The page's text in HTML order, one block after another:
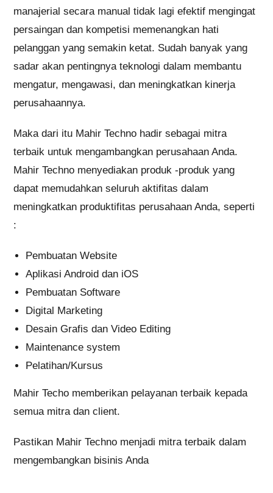
manajerial secara manual tidak lagi efektif mengingat
persaingan dan kompetisi memenangkan hati
pelanggan yang semakin ketat. Sudah banyak yang
sadar akan pentingnya teknologi dalam membantu
mengatur, mengawasi, dan meningkatkan kinerja
perusahaannya.
Maka dari itu Mahir Techno hadir sebagai mitra
terbaik untuk mengambangkan perusahaan Anda.
Mahir Techno menyediakan produk -produk yang
dapat memudahkan seluruh aktifitas dalam
meningkatkan produktifitas perusahaan Anda, seperti
:
Pembuatan Website
Aplikasi Android dan iOS
Pembuatan Software
Digital Marketing
Desain Grafis dan Video Editing
Maintenance system
Pelatihan/Kursus
Mahir Techo memberikan pelayanan terbaik kepada
semua mitra dan client.
Pastikan Mahir Techno menjadi mitra terbaik dalam
mengembangkan bisinis Anda